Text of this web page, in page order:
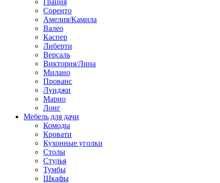
Грация
Соренто
Амелия/Камила
Валео
Каспер
Либерти
Версаль
Виктория/Лина
Милано
Прованс
Луиджи
Марио
Лонг
Мебель для дачи
Комоды
Кровати
Кухонные уголки
Столы
Стулья
Тумбы
Шкафы